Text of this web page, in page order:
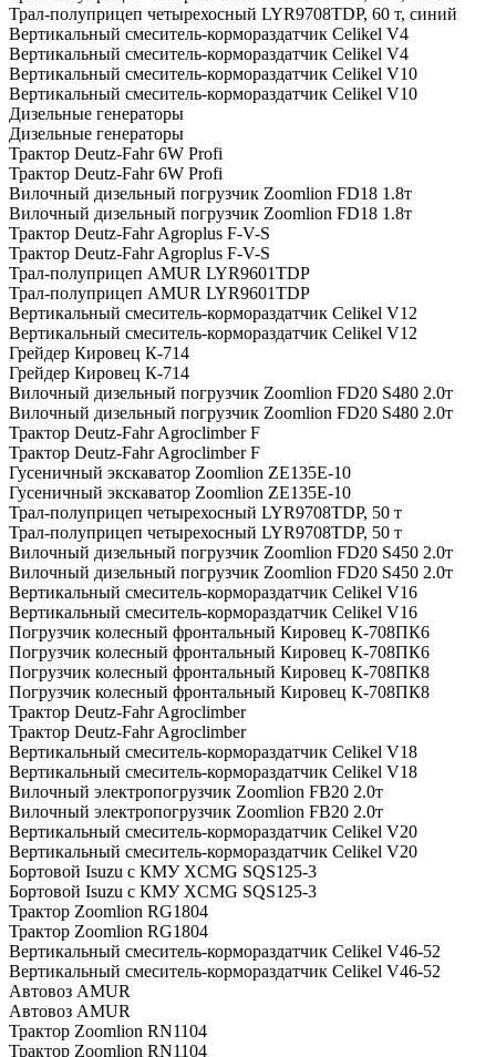
Трал-полуприцеп четырехосный LYR9708TDP, 60 т, синий
Вертикальный смеситель-кормораздатчик Celikel V4
Вертикальный смеситель-кормораздатчик Celikel V4
Вертикальный смеситель-кормораздатчик Celikel V10
Вертикальный смеситель-кормораздатчик Celikel V10
Дизельные генераторы
Дизельные генераторы
Трактор Deutz-Fahr 6W Profi
Трактор Deutz-Fahr 6W Profi
Вилочный дизельный погрузчик Zoomlion FD18 1.8т
Вилочный дизельный погрузчик Zoomlion FD18 1.8т
Трактор Deutz-Fahr Agroplus F-V-S
Трактор Deutz-Fahr Agroplus F-V-S
Трал-полуприцеп AMUR LYR9601TDP
Трал-полуприцеп AMUR LYR9601TDP
Вертикальный смеситель-кормораздатчик Celikel V12
Вертикальный смеситель-кормораздатчик Celikel V12
Грейдер Кировец К-714
Грейдер Кировец К-714
Вилочный дизельный погрузчик Zoomlion FD20 S480 2.0т
Вилочный дизельный погрузчик Zoomlion FD20 S480 2.0т
Трактор Deutz-Fahr Agroclimber F
Трактор Deutz-Fahr Agroclimber F
Гусеничный экскаватор Zoomlion ZE135E-10
Гусеничный экскаватор Zoomlion ZE135E-10
Трал-полуприцеп четырехосный LYR9708TDP, 50 т
Трал-полуприцеп четырехосный LYR9708TDP, 50 т
Вилочный дизельный погрузчик Zoomlion FD20 S450 2.0т
Вилочный дизельный погрузчик Zoomlion FD20 S450 2.0т
Вертикальный смеситель-кормораздатчик Celikel V16
Вертикальный смеситель-кормораздатчик Celikel V16
Погрузчик колесный фронтальный Кировец К-708ПК6
Погрузчик колесный фронтальный Кировец К-708ПК6
Погрузчик колесный фронтальный Кировец К-708ПК8
Погрузчик колесный фронтальный Кировец К-708ПК8
Трактор Deutz-Fahr Agroclimber
Трактор Deutz-Fahr Agroclimber
Вертикальный смеситель-кормораздатчик Celikel V18
Вертикальный смеситель-кормораздатчик Celikel V18
Вилочный электропогрузчик Zoomlion FB20 2.0т
Вилочный электропогрузчик Zoomlion FB20 2.0т
Вертикальный смеситель-кормораздатчик Celikel V20
Вертикальный смеситель-кормораздатчик Celikel V20
Бортовой Isuzu с КМУ XCMG SQS125-3
Бортовой Isuzu с КМУ XCMG SQS125-3
Трактор Zoomlion RG1804
Трактор Zoomlion RG1804
Вертикальный смеситель-кормораздатчик Celikel V46-52
Вертикальный смеситель-кормораздатчик Celikel V46-52
Автовоз AMUR
Автовоз AMUR
Трактор Zoomlion RN1104
Трактор Zoomlion RN1104